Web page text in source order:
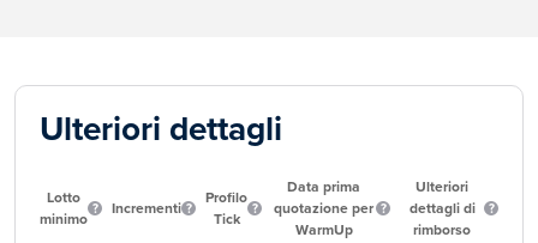
Ulteriori dettagli
Lotto
minimo
Incrementi
Profilo
Tick
Data prima
quotazione per
WarmUp
Ulteriori
dettagli di
rimborso